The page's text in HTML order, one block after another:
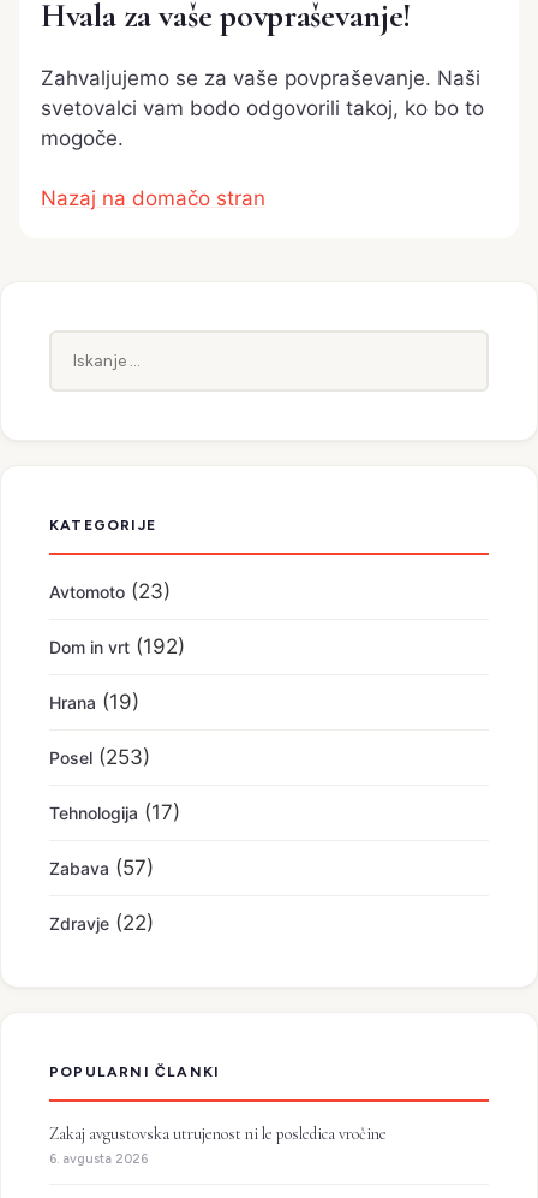
Hvala za vaše povpraševanje!
Zahvaljujemo se za vaše povpraševanje. Naši
svetovalci vam bodo odgovorili takoj, ko bo to
mogoče.
Nazaj na domačo stran
KATEGORIJE
Avtomoto (23)
Dom in vrt (192)
Hrana (19)
Posel (253)
Tehnologija (17)
Zabava (57)
Zdravje (22)
POPULARNI ČLANKI
Zakaj avgustovska utrujenost ni le posledica vročine
6. avgusta 2026